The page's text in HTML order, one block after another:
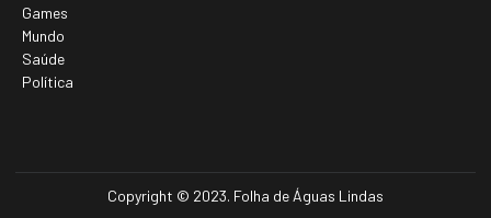
Games
Mundo
Saúde
Política
Copyright © 2023. Folha de Águas Lindas